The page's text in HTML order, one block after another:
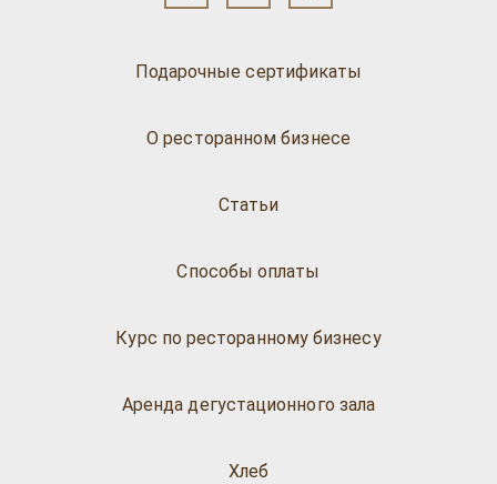
Подарочные сертификаты
О ресторанном бизнесе
Статьи
Способы оплаты
Курс по ресторанному бизнесу
Аренда дегустационного зала
Хлеб